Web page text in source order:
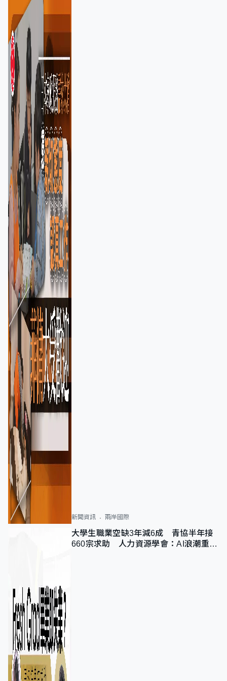
新聞資訊 兩岸國際
大學生職業空缺3年減6成 青協半年接
660宗求助 人力資源學會：AI浪潮重整